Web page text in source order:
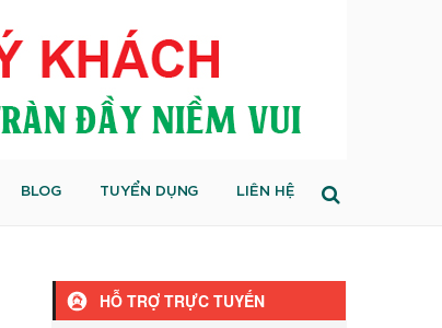
BLOG TUYỂN DỤNG LIÊN HỆ
HỖ TRỢ TRỰC TUYẾN